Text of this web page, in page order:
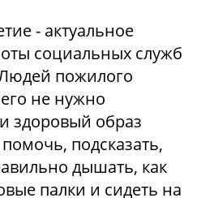
- актуальное
социальных служб
пожилого
не нужно
здоровый образ
подсказать,
дышать, как
палки и сидеть на